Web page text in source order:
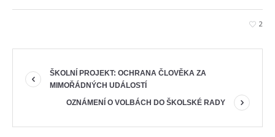
2
ŠKOLNÍ PROJEKT: OCHRANA ČLOVĚKA ZA
MIMOŘÁDNÝCH UDÁLOSTÍ
OZNÁMENÍ O VOLBÁCH DO ŠKOLSKÉ RADY